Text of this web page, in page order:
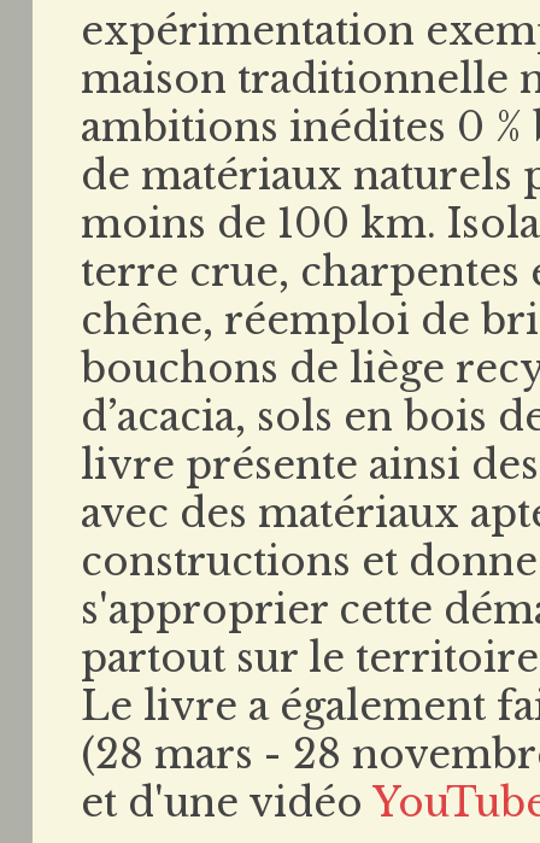
expérimentation
maison traditionnelle
ambitions inédites 0 %
de matériaux naturels
moins de 100 km.
terre crue, charpentes
chêne, réemploi de
bouchons de liège
d’acacia, sols en bois
livre présente ainsi
avec des matériaux
constructions et
s'approprier cette
partout sur le
Le livre a également
(28 mars - 28
et d'une vidéo